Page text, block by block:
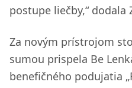
postupe liečby,“ dodala
Za novým prístrojom
sumou prispela Be
benefičného podujatia